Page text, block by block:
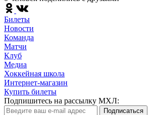
Билеты
Новости
Команда
Матчи
Клуб
Медиа
Хоккейная школа
Интернет-магазин
Купить билеты
Подпишитесь на рассылку МХЛ:
Подписаться